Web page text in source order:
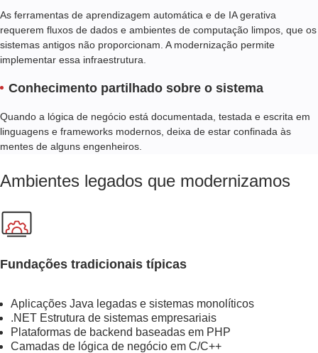
As ferramentas de aprendizagem automática e de IA gerativa
requerem fluxos de dados e ambientes de computação limpos, que os
sistemas antigos não proporcionam. A modernização permite
implementar essa infraestrutura.
Conhecimento partilhado sobre o sistema
Quando a lógica de negócio está documentada, testada e escrita em
linguagens e frameworks modernos, deixa de estar confinada às
mentes de alguns engenheiros.
Ambientes legados que modernizamos
Fundações tradicionais típicas
Aplicações Java legadas e sistemas monolíticos
.NET Estrutura de sistemas empresariais
Plataformas de backend baseadas em PHP
Camadas de lógica de negócio em C/C++